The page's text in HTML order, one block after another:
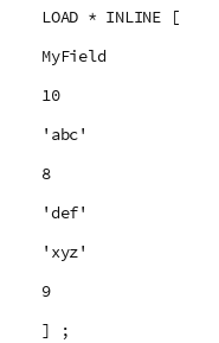
LOAD * INLINE [
MyField
10
'abc'
8
'def'
'xyz'
9
] ;